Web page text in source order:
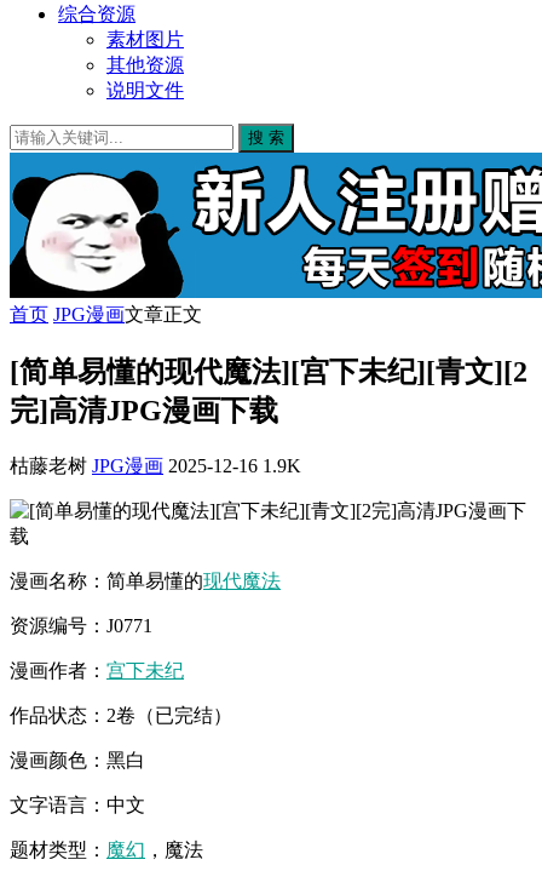
综合资源
素材图片
其他资源
说明文件
搜 索
首页 JPG漫画文章正文
[简单易懂的现代魔法][宫下未纪][青文][2
完]高清JPG漫画下载
枯藤老树 JPG漫画 2025-12-16 1.9K
漫画名称：简单易懂的现代魔法
资源编号：J0771
漫画作者： 宫下未纪
作品状态：2卷（已完结）
漫画颜色：黑白
文字语言：中文
题材类型： 魔幻 ，魔法